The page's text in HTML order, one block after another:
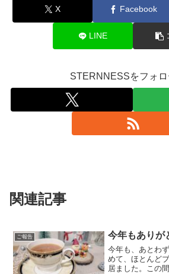
X Facebook
LINE
STERNNESSをフォロ
関連記事
ご報告 今年もありが
今年も、あとわ
めて、ほとんど
居ました。この